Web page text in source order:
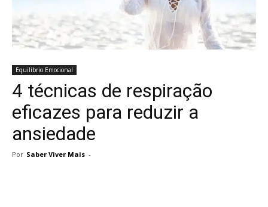
Equilíbrio Emocional
4 técnicas de respiração
eficazes para reduzir a
ansiedade
Por Saber Viver Mais -